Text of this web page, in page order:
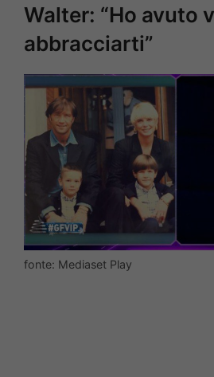
Walter: “Ho avuto
abbracciarti”
fonte: Mediaset Play